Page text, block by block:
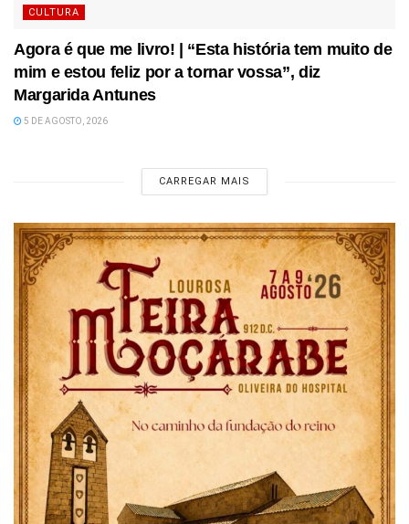
CULTURA
Agora é que me livro! | “Esta história tem muito de
mim e estou feliz por a tornar vossa”, diz
Margarida Antunes
5 DE AGOSTO, 2026
CARREGAR MAIS